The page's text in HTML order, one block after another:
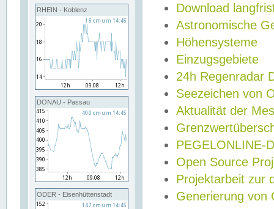
RHEIN - Koblenz
DONAU - Passau
ODER - Eisenhüttenstadt
Download
Astronomische
Höhensysteme
Einzugsgebiete
24h Regenradar
Seezeichen von
Aktualität der
PEGELONLINE-
Open Source
Projektarbeit zur
Generierung von